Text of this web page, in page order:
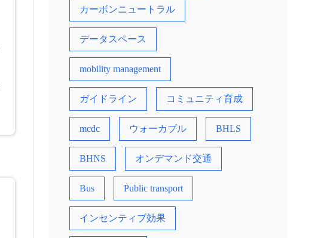
カーボンニュートラル
データスペース
mobility management
ガイドライン コミュニティ育成
mcdc ウォーカブル BHLS
BHNS オンデマンド交通
Bus Public transport
インセンティブ効果